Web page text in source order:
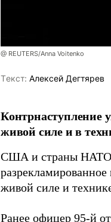
@ REUTERS/Anna Voitenko
Tекст: Алексей Дегтярев
Контрнаступление
живой силе и в
США и страны НАТО
живой силе и
Ранее офицер 95-й